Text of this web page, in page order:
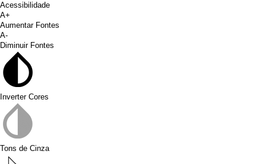
Acessibilidade
A+
Aumentar Fontes
A-
Diminuir Fontes
Inverter Cores
Tons de Cinza